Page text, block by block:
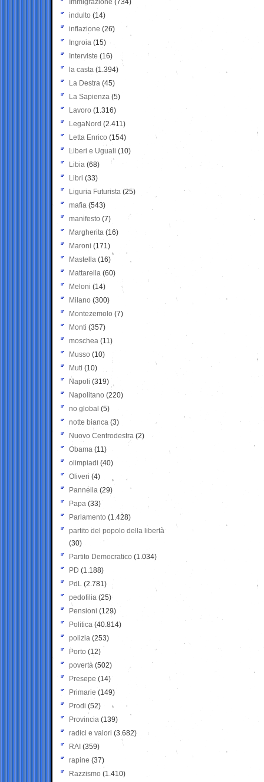
Immigrazione (734)
indulto (14)
inflazione (26)
Ingroia (15)
Interviste (16)
la casta (1.394)
La Destra (45)
La Sapienza (5)
Lavoro (1.316)
LegaNord (2.411)
Letta Enrico (154)
Liberi e Uguali (10)
Libia (68)
Libri (33)
Liguria Futurista (25)
mafia (543)
manifesto (7)
Margherita (16)
Maroni (171)
Mastella (16)
Mattarella (60)
Meloni (14)
Milano (300)
Montezemolo (7)
Monti (357)
moschea (11)
Musso (10)
Muti (10)
Napoli (319)
Napolitano (220)
no global (5)
notte bianca (3)
Nuovo Centrodestra (2)
Obama (11)
olimpiadi (40)
Oliveri (4)
Pannella (29)
Papa (33)
Parlamento (1.428)
partito del popolo della libertà
(30)
Partito Democratico (1.034)
PD (1.188)
PdL (2.781)
pedofilia (25)
Pensioni (129)
Politica (40.814)
polizia (253)
Porto (12)
povertà (502)
Presepe (14)
Primarie (149)
Prodi (52)
Provincia (139)
radici e valori (3.682)
RAI (359)
rapine (37)
Razzismo (1.410)